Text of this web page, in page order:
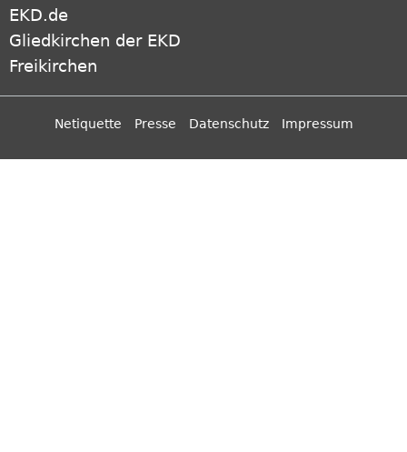
EKD.de
Gliedkirchen der EKD
Freikirchen
Netiquette Presse Datenschutz Impressum